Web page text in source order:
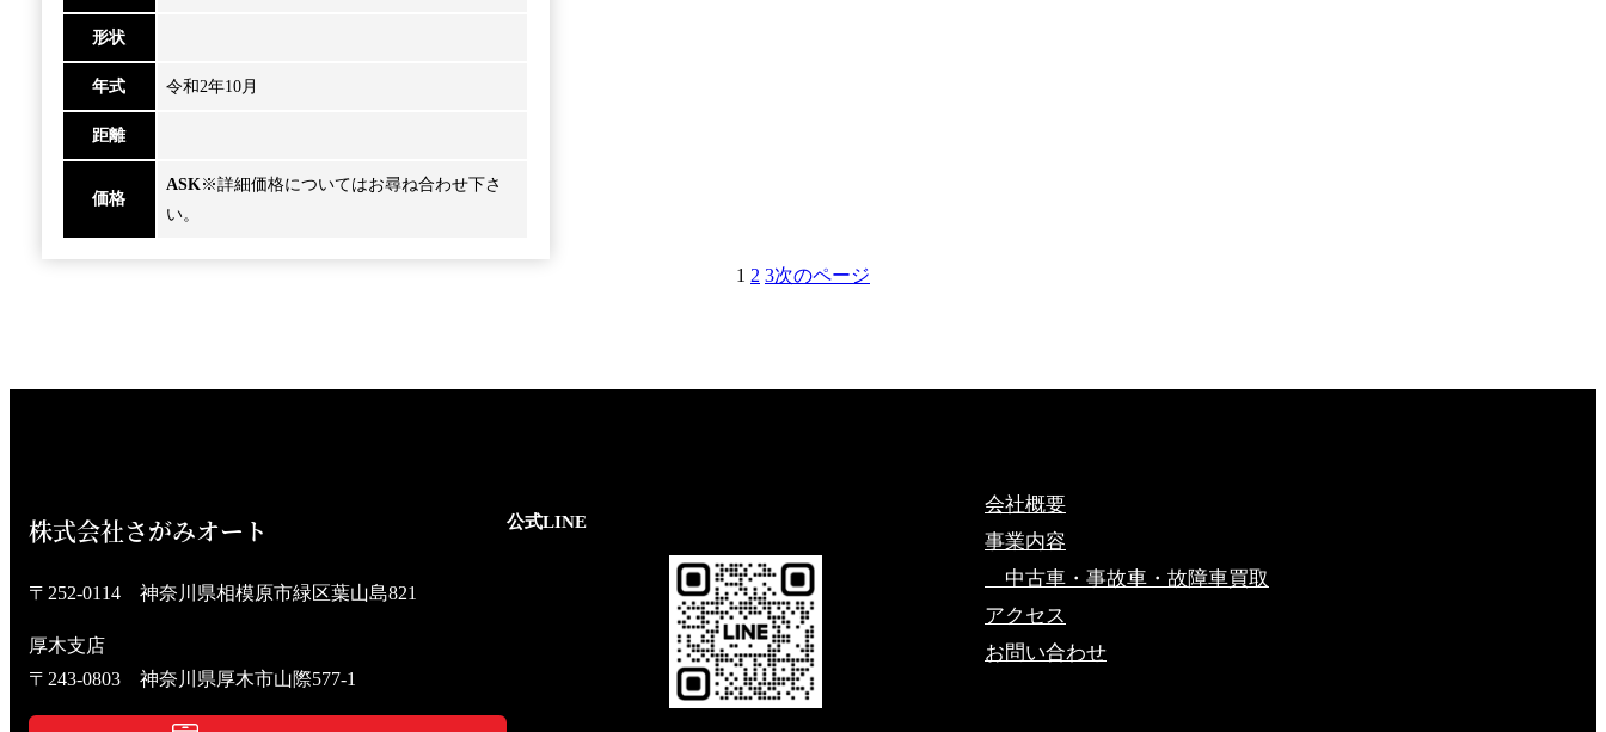
形状
年式 令和2年10月
距離
価格
ASK※詳細価格についてはお尋ね合わせ下さ
い。
1 2 3次のページ
株式会社さがみオート
〒252-0114 神奈川県相模原市緑区葉山島821
厚木支店
〒243-0803 神奈川県厚木市山際577-1
公式LINE
会社概要
事業内容
中古車・事故車・故障車買取
アクセス
お問い合わせ